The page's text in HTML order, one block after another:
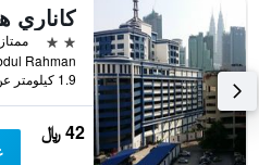
كاناري
2 نجمتين
ممتاز 8.9
1.9 كيلومتر عن وسط المدينة
42 ﷼